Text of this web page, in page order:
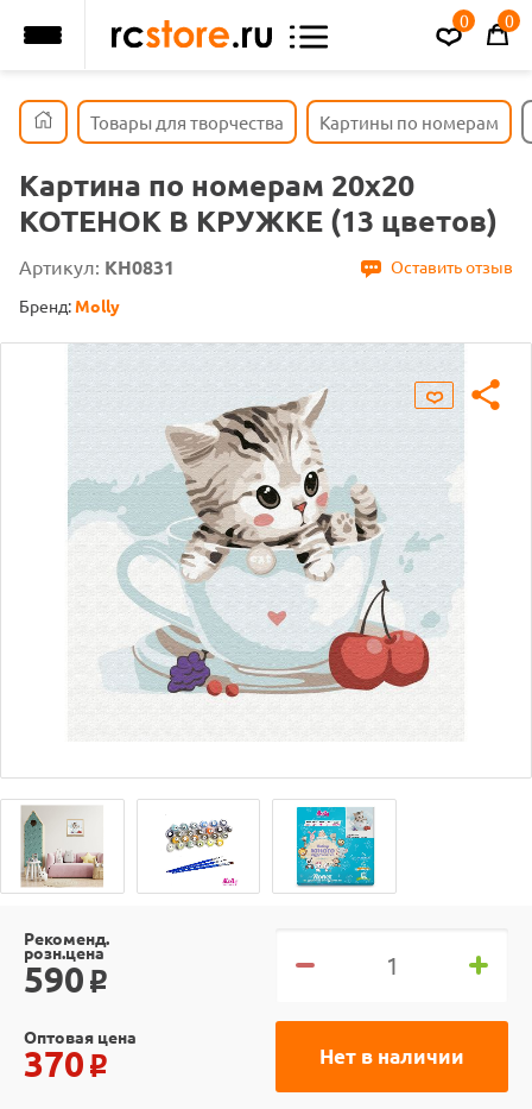
0 0
Товары для творчества Картины по номерам
Картина по номерам 20х20
КОТЕНОК В КРУЖКЕ (13 цветов)
Артикул: KH0831
Оставить отзыв
Бренд: Molly
Рекоменд.
розн.цена
590 o
Нет в наличии
Оптовая цена
370 o